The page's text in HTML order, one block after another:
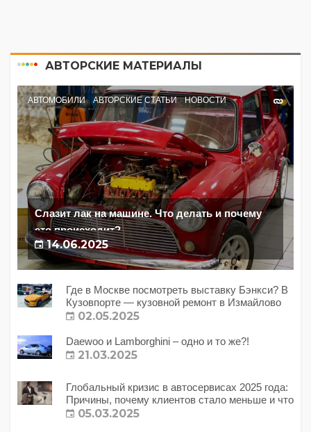
АВТОРСКИЕ МАТЕРИАЛЫ
АВТОМОБИЛИ АВТОРСКИЕ СТАТЬИ НОВОСТИ
Слазит лак на машине. Что делать и почему
это происходит?
14.06.2025
Где в Москве посмотреть выставку Бэнкси? В
Кузовпорте — кузовной ремонт в Измайлово
02.05.2025
Daewoo и Lamborghini – одно и то же?!
21.03.2025
Глобальный кризис в автосервисах 2025 года:
Причины, почему клиентов стало меньше и что
с этим делать?
05.03.2025